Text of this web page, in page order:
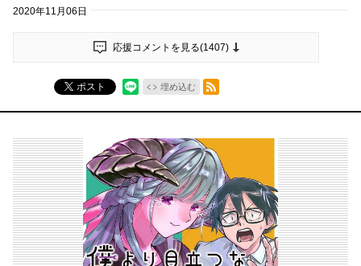
2020年11月06日
応援コメントを見る(1407)
ポスト 埋め込む
RSSフィード